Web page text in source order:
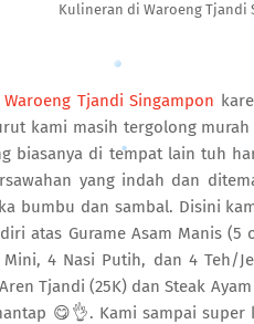
Kulineran di Waroeng Tjandi
Waroeng Tjandi Singampon
kami masih tergolong
biasanya di tempat lain tuh
yang indah dan
bumbu dan sambal. Disini
atas Gurame Asam Manis (5
Mini, 4 Nasi Putih, dan 4
Tjandi (25K) dan Steak
😋👌. Kami sampai